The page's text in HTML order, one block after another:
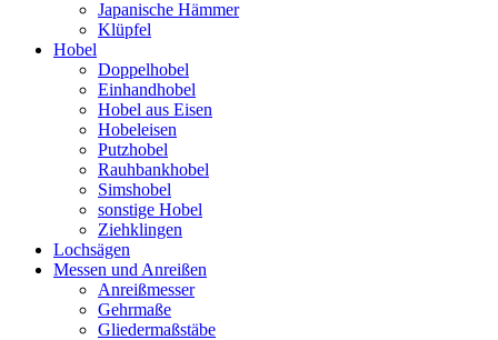
Japanische Hämmer
Klüpfel
Hobel
Doppelhobel
Einhandhobel
Hobel aus Eisen
Hobeleisen
Putzhobel
Rauhbankhobel
Simshobel
sonstige Hobel
Ziehklingen
Lochsägen
Messen und Anreißen
Anreißmesser
Gehrmaße
Gliedermaßstäbe